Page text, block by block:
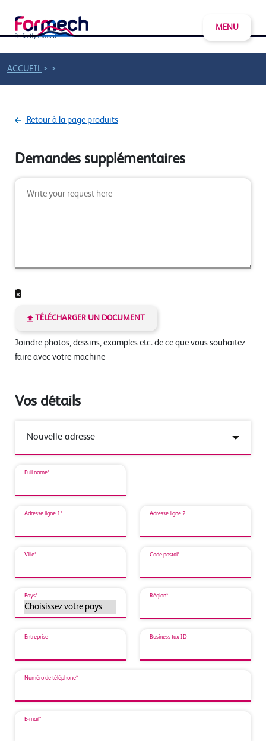
MENU
ACCUEIL > >
Retour à la page produits
Demandes supplémentaires
TÉLÉCHARGER UN DOCUMENT
Joindre photos, dessins, examples etc. de ce que vous souhaitez
faire avec votre machine
Vos détails
Full name*
Adresse ligne 1* Adresse ligne 2
Ville* Code postal*
Pays* Région*
Entreprise Business tax ID
Numéro de téléphone*
E-mail*